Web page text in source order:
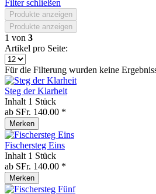
Filter schließen
Produkte anzeigen
Produkte anzeigen
1 von 3
Artikel pro Seite:
Für die Filterung wurden keine
Steg der Klarheit
Inhalt 1 Stück
ab SFr. 140.00 *
Merken
Fischersteg Eins
Inhalt 1 Stück
ab SFr. 140.00 *
Merken